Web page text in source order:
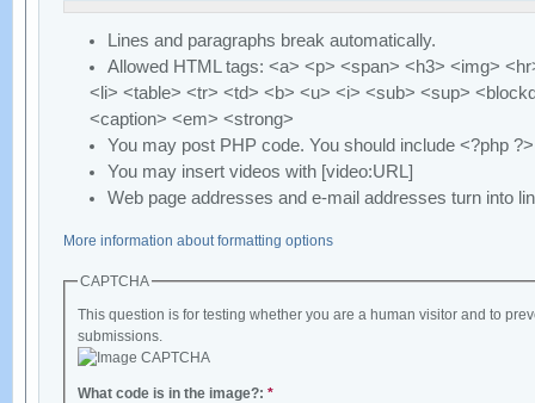
Lines and paragraphs break automatically.
Allowed HTML tags: <a> <p> <span> <h3> <img>
<li> <table> <tr> <td> <b> <u> <i> <sub> <sup>
<caption> <em> <strong>
You may post PHP code. You should include <?php
You may insert videos with [video:URL]
Web page addresses and e-mail addresses turn into
More information about formatting options
CAPTCHA
This question is for testing whether you are a human visitor and to
submissions.
What code is in the image?: *